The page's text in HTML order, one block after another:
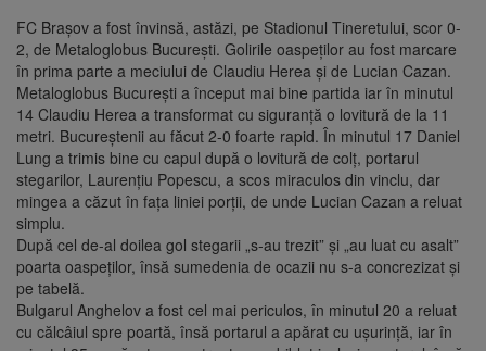
FC Braşov a fost învinsă, astăzi, pe Stadionul Tineretului, scor 0-
2, de Metaloglobus Bucureşti. Golirile oaspeţilor au fost marcare
în prima parte a meciului de Claudiu Herea şi de Lucian Cazan.
Metaloglobus Bucureşti a început mai bine partida iar în minutul
14 Claudiu Herea a transformat cu siguranţă o lovitură de la 11
metri. Bucureştenii au făcut 2-0 foarte rapid. În minutul 17 Daniel
Lung a trimis bine cu capul după o lovitură de colţ, portarul
stegarilor, Laurențiu Popescu, a scos miraculos din vinclu, dar
mingea a căzut în faţa liniei porţii, de unde Lucian Cazan a reluat
simplu.
După cel de-al doilea gol stegarii „s-au trezit” şi „au luat cu asalt”
poarta oaspeţilor, însă sumedenia de ocazii nu s-a concrezizat şi
pe tabelă.
Bulgarul Anghelov a fost cel mai periculos, în minutul 20 a reluat
cu călcâiul spre poartă, însă portarul a apărat cu uşurinţă, iar în